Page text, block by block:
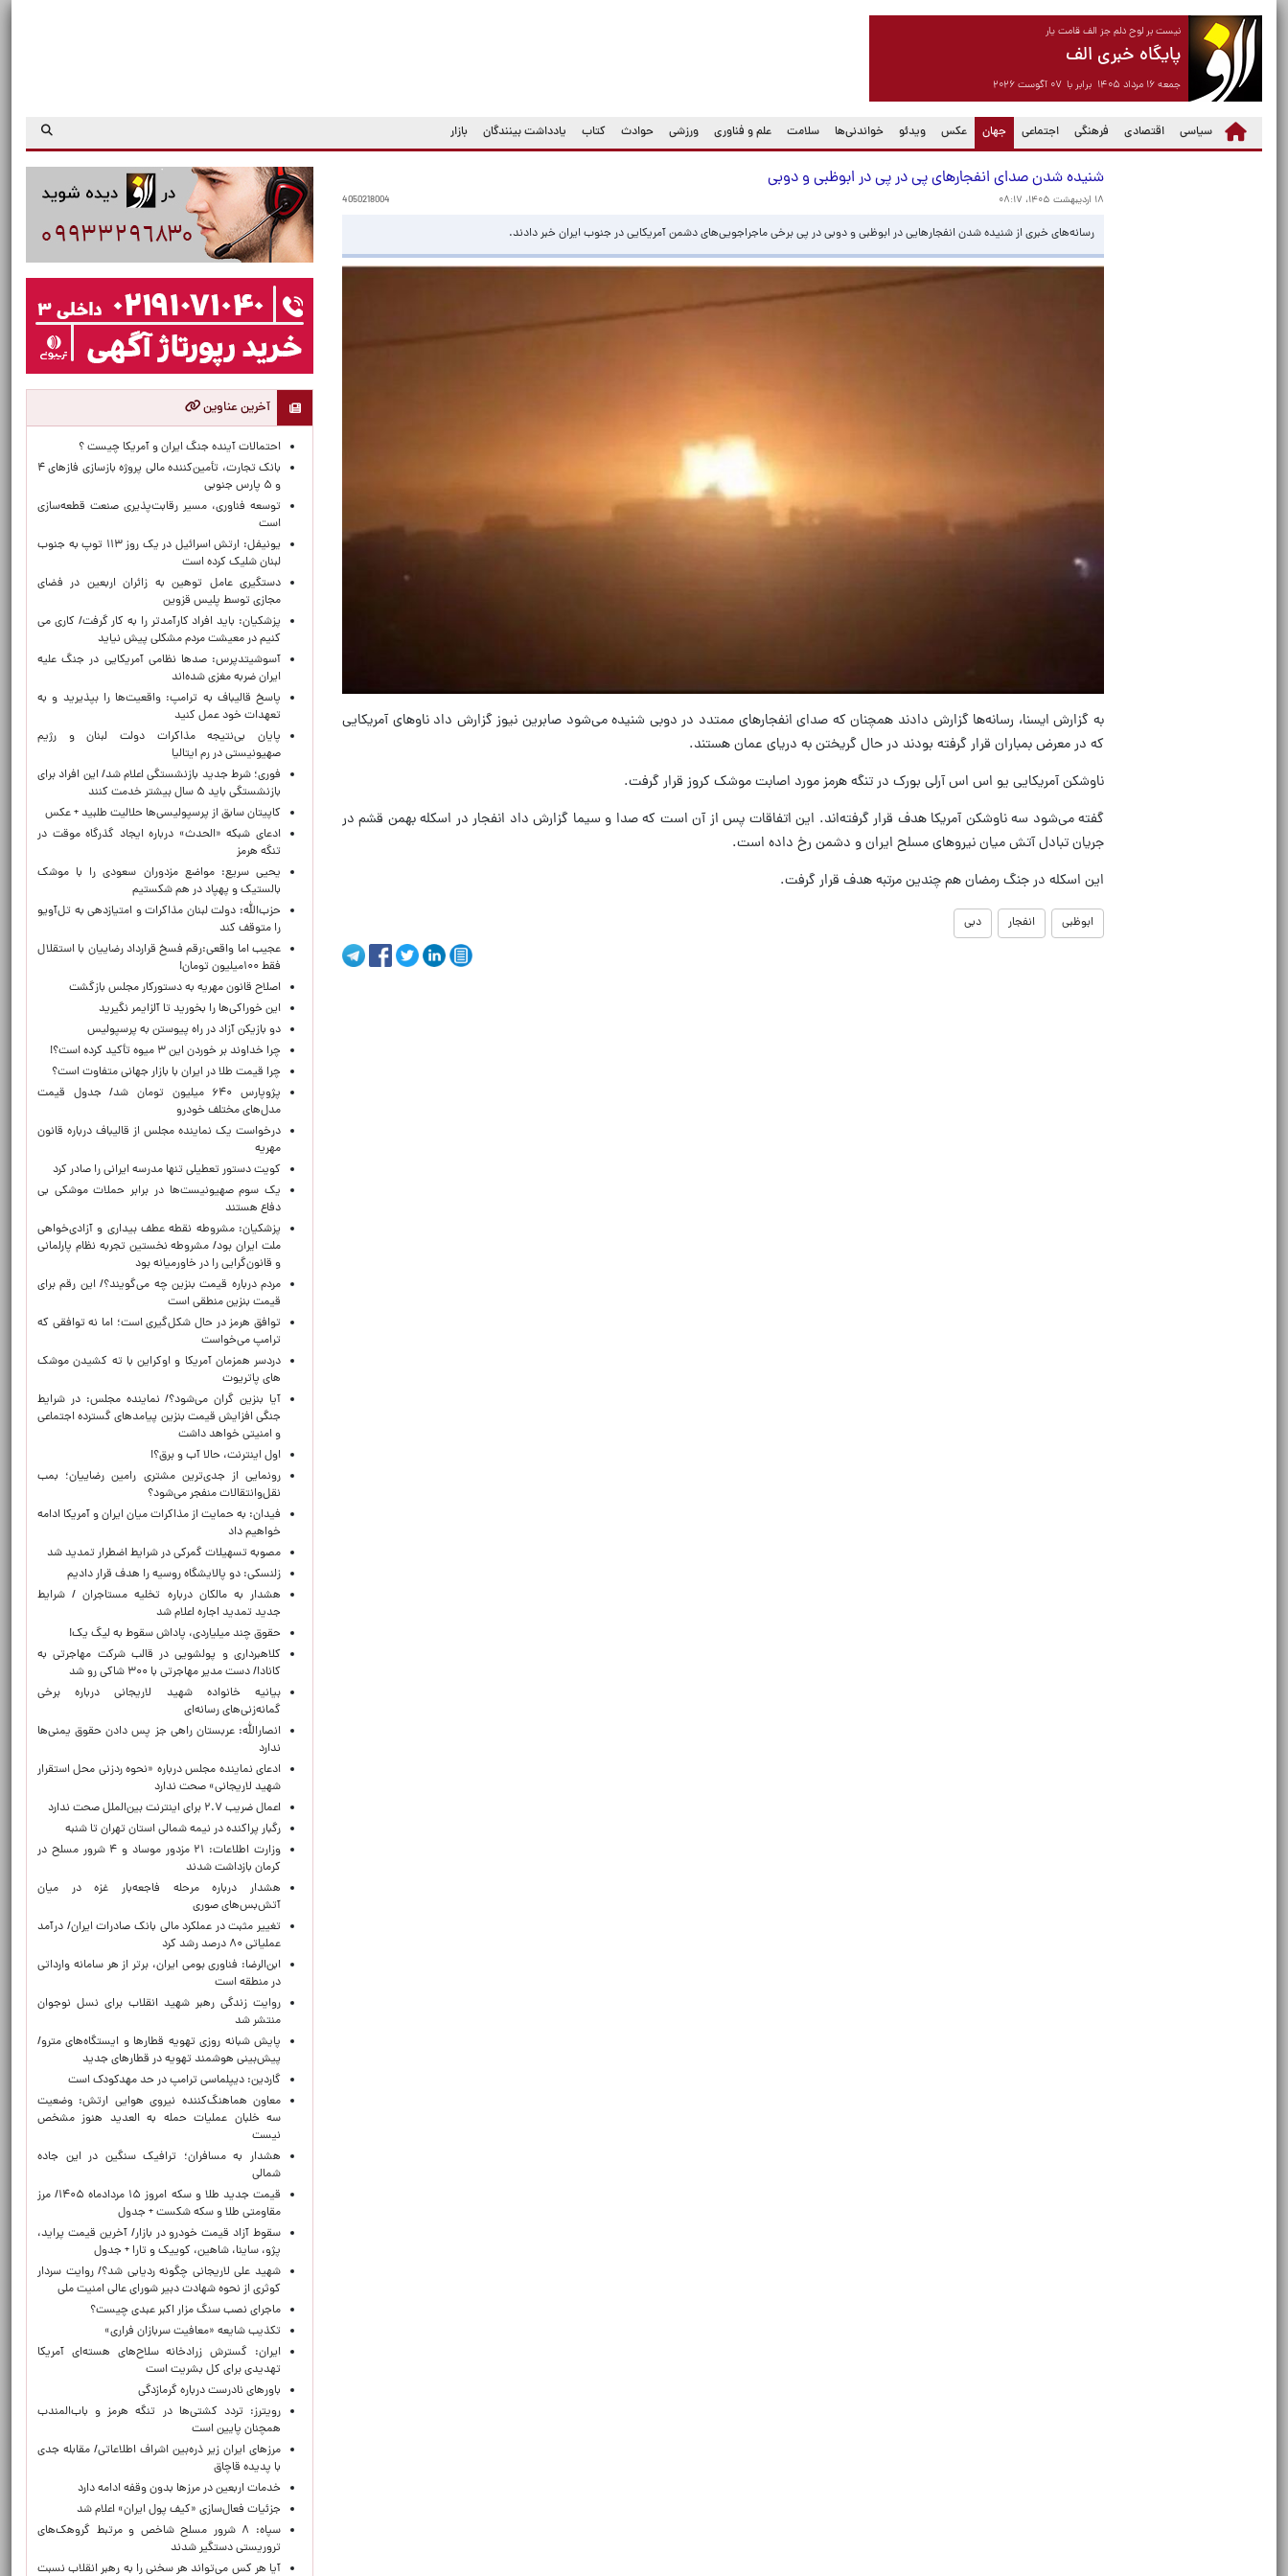
نیست بر لوح دلم جز الف قامت یار
پایگاه خبری الف
جمعه ۱۶ مرداد ۱۴۰۵ برابر با ۰۷ آگوست ۲۰۲۶
سیاسی اقتصادی فرهنگی اجتماعی جهان
(current) عکس ویدئو خواندنی‌ها سلامت علم و فناوری ورزشی حوادث کتاب یادداشت بینندگان بازار
شنیده شدن صدای انفجارهای پی‌ در پی در ابوظبی و دوبی
۱۸ اردیبهشت ۱۴۰۵، ۰۸:۱۷ 4050218004
رسانه‌های خبری از شنیده شدن انفجارهایی در ابوظبی و دوبی در پی برخی ماجراجویی‌های دشمن آمریکایی در جنوب ایران خبر دادند.
به گزارش ایسنا، رسانه‌ها گزارش دادند همچنان که صدای انفجارهای ممتدد در دوبی شنیده می‌شود صابرین نیوز گزارش داد ناوهای آمریکایی
که در معرض بمباران قرار گرفته بودند در حال گریختن به دریای عمان هستند.
ناوشکن آمریکایی یو اس اس آرلی بورک در تنگه هرمز مورد اصابت موشک کروز قرار گرفت.
گفته می‌شود سه ناوشکن آمریکا هدف قرار گرفته‌اند. این اتفاقات پس از آن است که صدا و سیما گزارش داد انفجار در اسکله بهمن قشم در
جریان تبادل آتش میان نیروهای مسلح ایران و دشمن رخ داده است.
این اسکله در جنگ رمضان هم چندین مرتبه هدف قرار گرفت.
ابوظبی انفجار دبی
آخرین عناوین
احتمالات آینده جنگ ایران و آمریکا چیست ؟
بانک تجارت، تأمین‌کننده مالی پروژه بازسازی فازهای ۴
و ۵ پارس جنوبی
توسعه فناوری، مسیر رقابت‌پذیری صنعت قطعه‌سازی
است
یونیفل: ارتش اسرائیل در یک روز ۱۱۳ توپ به جنوب
لبنان شلیک کرده است
دستگیری عامل توهین به زائران اربعین در فضای
مجازی توسط پلیس قزوین
پزشکیان: باید افراد کارآمدتر را به کار گرفت/ کاری می
کنیم در معیشت مردم مشکلی پیش نیاید
آسوشیتدپرس: صدها نظامی آمریکایی در جنگ علیه
ایران ضربه مغزی شده‌اند
پاسخ قالیباف به ترامپ: واقعیت‌ها را بپذیرید و به
تعهدات خود عمل کنید
پایان بی‌نتیجه مذاکرات دولت لبنان و رژیم
صهیونیستی در رم ایتالیا
فوری؛ شرط جدید بازنشستگی اعلام شد/ این افراد برای
بازنشستگی باید ۵ سال بیشتر خدمت کنند
کاپیتان سابق از پرسپولیسی‌ها حلالیت طلبید + عکس
ادعای شبکه «الحدث» درباره ایجاد گذرگاه موقت در
تنگه هرمز
یحیی سریع: مواضع مزدوران سعودی را با موشک
بالستیک و پهپاد در هم شکستیم
حزب‌الله: دولت لبنان مذاکرات و امتیازدهی به تل‌آویو
را متوقف کند
عجیب اما واقعی:رقم فسخ قرارداد رضاییان با استقلال
فقط ۱۰۰میلیون تومان!
اصلاح قانون مهریه به دستورکار مجلس بازگشت
این خوراکی‌ها را بخورید تا آلزایمر نگیرید
دو بازیکن آزاد در راه پیوستن به پرسپولیس
چرا خداوند بر خوردن این ۳ میوه تأکید کرده است؟!
چرا قیمت طلا در ایران با بازار جهانی متفاوت است؟
پژوپارس ۶۴۰ میلیون تومان شد/ جدول قیمت
مدل‌های مختلف خودرو
درخواست یک نماینده مجلس از قالیباف درباره قانون
مهریه
کویت دستور تعطیلی تنها مدرسه ایرانی را صادر کرد
یک‌ سوم صهیونیست‌ها در برابر حملات موشکی بی
دفاع هستند
پزشکیان: مشروطه نقطه عطف بیداری و آزادی‌خواهی
ملت ایران بود/ مشروطه نخستین تجربه نظام پارلمانی
و قانون‌گرایی را در خاورمیانه بود
مردم درباره قیمت بنزین چه می‌گویند؟/ این رقم برای
قیمت بنزین منطقی است
توافق هرمز در حال شکل‌گیری است؛ اما نه توافقی که
ترامپ می‌خواست
دردسر همزمان آمریکا و اوکراین با ته کشیدن موشک
های پاتریوت
آیا بنزین گران می‌شود؟/ نماینده مجلس: در شرایط
جنگی افزایش قیمت بنزین پیامدهای گسترده اجتماعی
و امنیتی خواهد داشت
اول اینترنت، حالا آب و برق؟!
رونمایی از جدی‌ترین مشتری رامین رضاییان؛ بمب
نقل‌وانتقالات منفجر می‌شود؟
فیدان: به حمایت از مذاکرات میان ایران و آمریکا ادامه
خواهیم داد
مصوبه تسهیلات گمرکی در شرایط اضطرار تمدید شد
زلنسکی: دو پالایشگاه روسیه را هدف قرار دادیم
هشدار به مالکان درباره تخلیه مستاجران / شرایط
جدید تمدید اجاره اعلام شد
حقوق چند میلیاردی، پاداش سقوط به لیگ یک!
کلاهبرداری و پولشویی در قالب شرکت مهاجرتی به
کانادا/ دست مدیر مهاجرتی با ۳۰۰ شاکی رو شد
بیانیه خانواده شهید لاریجانی درباره برخی
گمانه‌زنی‌های رسانه‌ای
انصارالله: عربستان راهی جز پس دادن حقوق یمنی‌ها
ندارد
ادعای نماینده مجلس درباره «نحوه ردزنی محل استقرار
شهید لاریجانی» صحت ندارد
اعمال ضریب ۲.۷ برای اینترنت بین‌الملل صحت ندارد
رگبار پراکنده در نیمه شمالی استان تهران تا شنبه
وزارت اطلاعات: ۲۱ مزدور موساد و ۴ شرور مسلح در
کرمان بازداشت شدند
هشدار درباره مرحله فاجعه‌بار غزه در میان
آتش‌بس‌های صوری
تغییر مثبت در عملکرد مالی بانک صادرات ایران/ درآمد
عملیاتی ۸۰ درصد رشد کرد
ابن‌الرضا: فناوری بومی ایران، برتر از هر سامانه وارداتی
در منطقه است
روایت زندگی رهبر شهید انقلاب برای نسل نوجوان
منتشر شد
پایش شبانه روزی تهویه قطارها و ایستگاه‌های مترو/
پیش‌بینی هوشمند تهویه در قطارهای جدید
گاردین: دیپلماسی ترامپ در حد مهدکودک است
معاون هماهنگ‌کننده نیروی هوایی ارتش: وضعیت
سه خلبان عملیات حمله به العدید هنوز مشخص
نیست
هشدار به مسافران؛ ترافیک سنگین در این جاده
شمالی
قیمت جدید طلا و سکه امروز ۱۵ مردادماه ۱۴۰۵/ مرز
مقاومتی طلا و سکه شکست + جدول
سقوط آزاد قیمت خودرو در بازار/ آخرین قیمت پراید،
پژو، ساینا، شاهین، کوییک و تارا + جدول
شهید علی لاریجانی چگونه ردیابی شد؟/ روایت سردار
کوثری از نحوه شهادت دبیر شورای عالی امنیت ملی
ماجرای نصب سنگ مزار اکبر عبدی چیست؟
تکذیب شایعه «معافیت سربازان فراری»
ایران: گسترش زرادخانه سلاح‌های هسته‌ای آمریکا
تهدیدی برای کل بشریت است
باورهای نادرست درباره گرمازدگی
رویترز: تردد کشتی‌ها در تنگه هرمز و باب‌المندب
همچنان پایین است
مرزهای ایران زیر ذره‌بین اشراف اطلاعاتی/ مقابله جدی
با پدیده قاچاق
خدمات اربعین در مرزها بدون وقفه ادامه دارد
جزئیات فعال‌سازی «کیف پول ایران» اعلام شد
سپاه: ۸ شرور مسلح شاخص و مرتبط گروهک‌های
تروریستی دستگیر شدند
آیا هر کس می‌تواند هر سخنی را به رهبر انقلاب نسبت